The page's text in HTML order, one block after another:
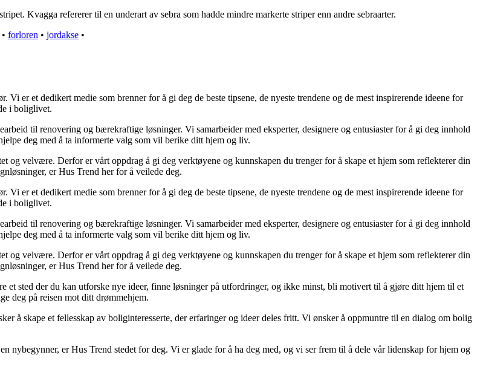
Kvagga refererer til en underart av sebra som hadde mindre markerte striper enn andre sebraarter.
• forloren • jordakse •
er et dedikert medie som brenner for å gi deg de beste tipsene, de nyeste trendene og de mest inspirerende ideene for
i boliglivet.
til renovering og bærekraftige løsninger. Vi samarbeider med eksperter, designere og entusiaster for å gi deg innhold
deg med å ta informerte valg som vil berike ditt hjem og liv.
og velvære. Derfor er vårt oppdrag å gi deg verktøyene og kunnskapen du trenger for å skape et hjem som reflekterer din
er Hus Trend her for å veilede deg.
er et dedikert medie som brenner for å gi deg de beste tipsene, de nyeste trendene og de mest inspirerende ideene for
i boliglivet.
til renovering og bærekraftige løsninger. Vi samarbeider med eksperter, designere og entusiaster for å gi deg innhold
deg med å ta informerte valg som vil berike ditt hjem og liv.
og velvære. Derfor er vårt oppdrag å gi deg verktøyene og kunnskapen du trenger for å skape et hjem som reflekterer din
er Hus Trend her for å veilede deg.
et sted der du kan utforske nye ideer, finne løsninger på utfordringer, og ikke minst, bli motivert til å gjøre ditt hjem til et
deg på reisen mot ditt drømmehjem.
å skape et fellesskap av boliginteresserte, der erfaringer og ideer deles fritt. Vi ønsker å oppmuntre til en dialog om bolig
nybegynner, er Hus Trend stedet for deg. Vi er glade for å ha deg med, og vi ser frem til å dele vår lidenskap for hjem og